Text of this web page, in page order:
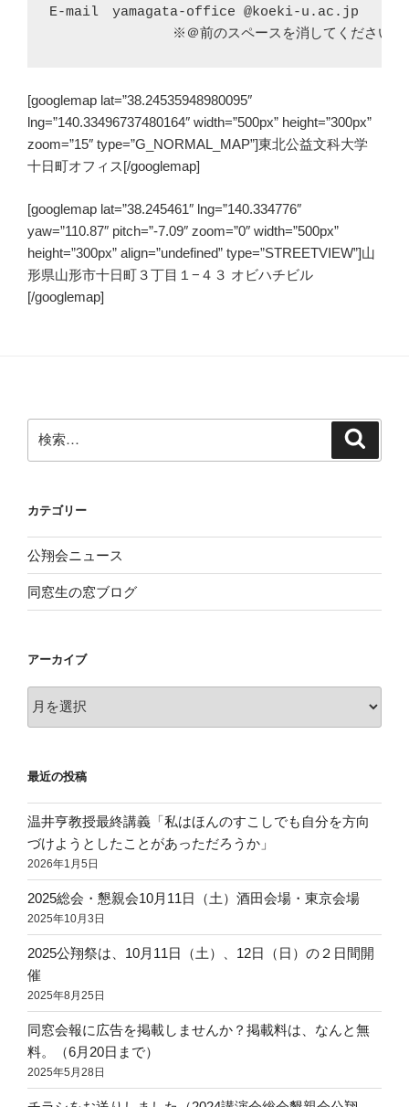
E-mail　yamagata-office @koeki-u.ac.jp
※＠前のスペースを消してください。
[googlemap lat=”38.24535948980095″
lng=”140.33496737480164″ width=”500px” height=”300px”
zoom=”15″ type=”G_NORMAL_MAP”]東北公益文科大学
十日町オフィス[/googlemap]
[googlemap lat=”38.245461″ lng=”140.334776″
yaw=”110.87″ pitch=”-7.09″ zoom=”0″ width=”500px”
height=”300px” align=”undefined” type=”STREETVIEW”]山
形県山形市十日町３丁目１−４３ オビハチビル
[/googlemap]
索:
カテゴリー
公翔会ニュース
同窓生の窓ブログ
アーカイブ
ー
ブ
最近の投稿
温井亨教授最終講義「私はほんのすこしでも自分を方向
づけようとしたことがあっただろうか」
2026年1月5日
2025総会・懇親会10月11日（土）酒田会場・東京会場
2025年10月3日
2025公翔祭は、10月11日（土）、12日（日）の２日間開
催
2025年8月25日
同窓会報に広告を掲載しませんか？掲載料は、なんと無
料。（6月20日まで）
2025年5月28日